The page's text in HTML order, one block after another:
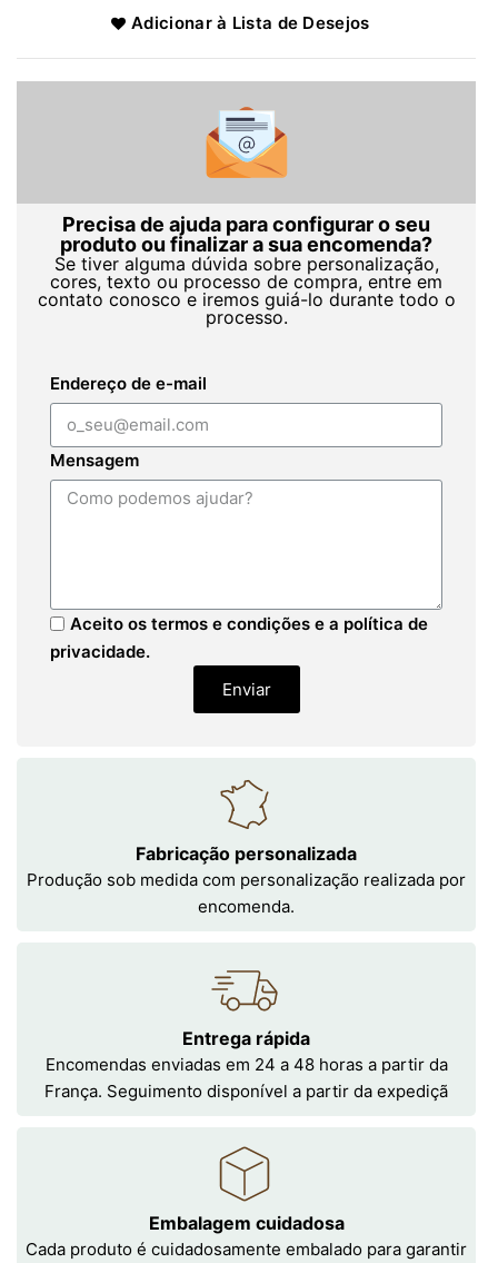
Adicionar à Lista de Desejos
Precisa de ajuda para configurar o seu
produto ou finalizar a sua encomenda?
Se tiver alguma dúvida sobre personalização,
cores, texto ou processo de compra, entre em
contato conosco e iremos guiá-lo durante todo o
processo.
Endereço de e-mail
Mensagem
Aceito os termos e condições e a política de
privacidade.
Enviar
Fabricação personalizada
Produção sob medida com personalização realizada por
encomenda.
Entrega rápida
Encomendas enviadas em 24 a 48 horas a partir da
França. Seguimento disponível a partir da expediçã
Embalagem cuidadosa
Cada produto é cuidadosamente embalado para garantir